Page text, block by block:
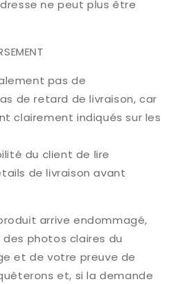
ne peut plus être
pas de
de retard de livraison, car
clairement indiqués sur les
du client de lire
de livraison avant
arrive endommagé,
des photos claires du
et de votre preuve de
et, si la demande